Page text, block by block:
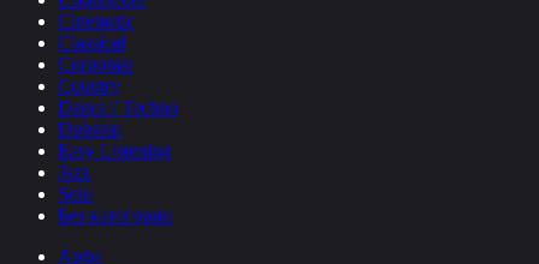
Cinematic
Classical
Corporate
Country
Dance / Techno
Dubstep
Easy Listening
Jazz
Solo
Без категории
Арфа